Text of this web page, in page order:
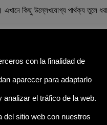
এখানে কিছু উল্লেখযোগ্য পার্থক্য তুলে
con la finalidad de
aparecer para adaptarlo
el tráfico de la web.
del sitio web con nuestros